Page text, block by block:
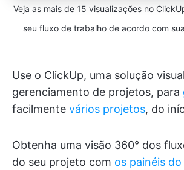
Veja as mais de 15 visualizações no
seu fluxo de trabalho de acordo com
Use o ClickUp, uma solução
gerenciamento de projetos, para
facilmente vários projetos, do
Obtenha uma visão 360° dos
do seu projeto com os painéis